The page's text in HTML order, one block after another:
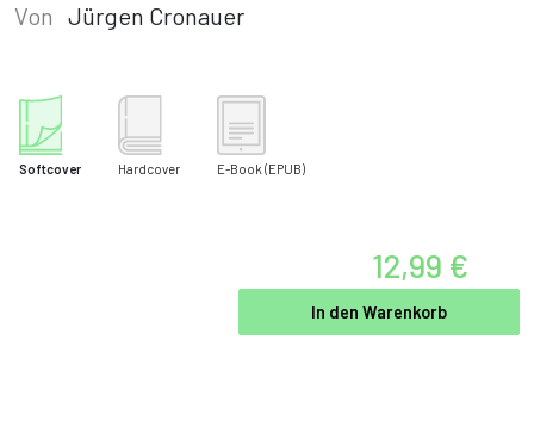
Von Jürgen Cronauer
Softcover Hardcover E-Book (EPUB)
12,99 €
In den Warenkorb